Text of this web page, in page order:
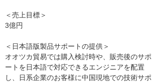
＜売上目標＞
3億円
＜日本語版製品サポートの提供＞
オオツカ貿易では購入検討時や、販売後のサポ
ートを日本語で対応できるエンジニアを配置
し、日系企業のお客様に中国現地での技術サポ